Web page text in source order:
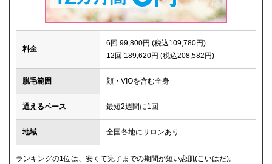
料金
6回 99,800円 (税込109,780円)
12回 189,620円 (税込208,582円)
脱毛範囲 顔・VIOを含む全身
通えるペース 最短2週間に1回
地域 全国各地にサロンあり
ランキングの1位は、安くて完了までの期間が短い恋肌(こいはだ)。